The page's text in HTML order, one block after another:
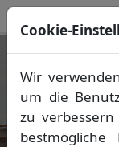
Ihr
Wir
Lageplan
Vorheriges
Cookie-
Wir
um die
zu